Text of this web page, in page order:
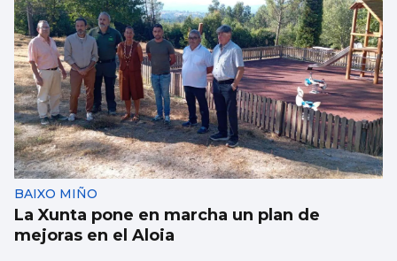
BAIXO MIÑO
La Xunta pone en marcha un plan de
mejoras en el Aloia